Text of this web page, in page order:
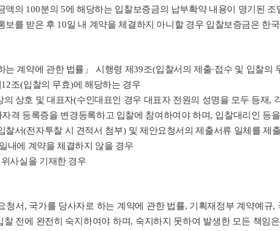
액의 100분의 5에 해당하는 입찰보증금의 납부확약 내용이 명기된
보를 받은 후 10일 내 계약을 체결하지 아니할 경우 입찰보증금은 한
는 계약에 관한 법률 」시행령 제39조(입찰서의 제출·접수 및 입찰의
12조(입찰의 무효)에 해당하는 경우
의 상호 및 대표자(수인대표인 경우 대표자 전원의 성명을 모두 등재,
격 등록증을 변경등록하고 입찰에 참여하여야 하며, 입찰대리인 등
찰서(전자투찰 시 견적서 첨부) 및 제안요청서의 제출서류 일체를 제
내에 계약을 체결하지 않을 경우
사실을 기재한 경우
청서 , 국가를 당사자로 하는 계약에 관한 법률, 기획재정부 계약예규,
찰 전에 완전히 숙지하여야 하며, 숙지하지 못하여 발생한 모든 책임